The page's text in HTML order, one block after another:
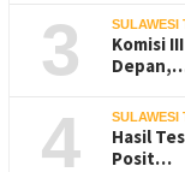
3 SULAWESI
Komisi
4 SULAWESI
Hasil
Posit…